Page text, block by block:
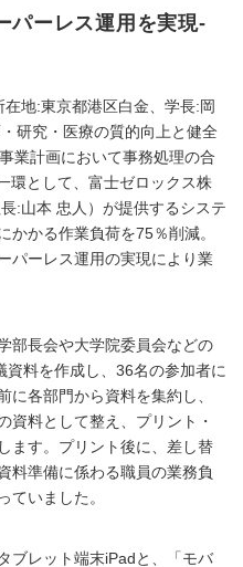
パーレス運用を実現-
地:東京都港区白金、学長:岡
研究・医療の質的向上と健全
業計画において事務処理の合
環として、富士ゼロックス株
:山本 忠人）が提供するシステ
かかる作業負荷を75％削減。
パーレス運用の実現により業
部長会や大学院委員会などの
料を作成し、36名の参加者に
に各部門から資料を集約し、
資料として整え、プリント・
ます。プリント後に、差し替
料準備に係わる職員の業務負
ていました。
ブレット端末iPadと、「モバ